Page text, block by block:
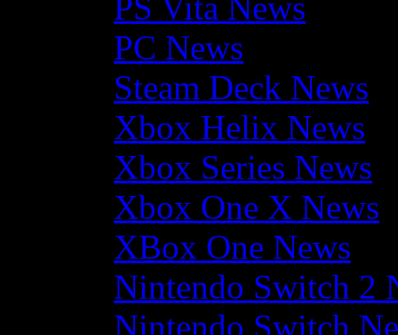
PC News
Steam Deck News
Xbox Helix News
Xbox Series News
Xbox One X News
XBox One News
Nintendo Switch 2
Nintendo Switch